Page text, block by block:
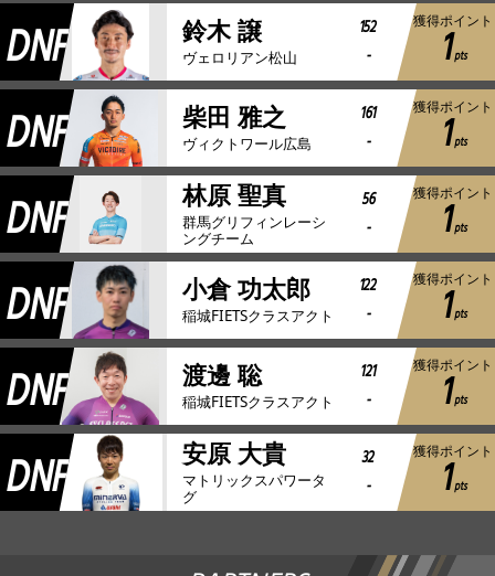
DNF 鈴木 譲
ヴェロリアン松山
152
-
獲得ポイント
1pts
DNF 柴田 雅之
ヴィクトワール広島
161
-
獲得ポイント
1pts
DNF 林原 聖真
群馬グリフィンレーシ
ングチーム
56
-
獲得ポイント
1pts
DNF 小倉 功太郎
稲城FIETSクラスアクト
122
-
獲得ポイント
1pts
DNF 渡邊 聡
稲城FIETSクラスアクト
121
-
獲得ポイント
1pts
DNF 安原 大貴
マトリックスパワータ
グ
32
-
獲得ポイント
1pts